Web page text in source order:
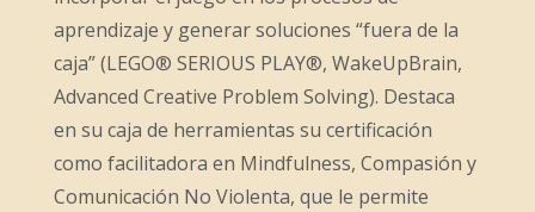
aprendizaje y generar soluciones “fuera de la
caja” (LEGO® SERIOUS PLAY®, WakeUpBrain,
Advanced Creative Problem Solving). Destaca
en su caja de herramientas su certificación
como facilitadora en Mindfulness, Compasión y
Comunicación No Violenta, que le permite